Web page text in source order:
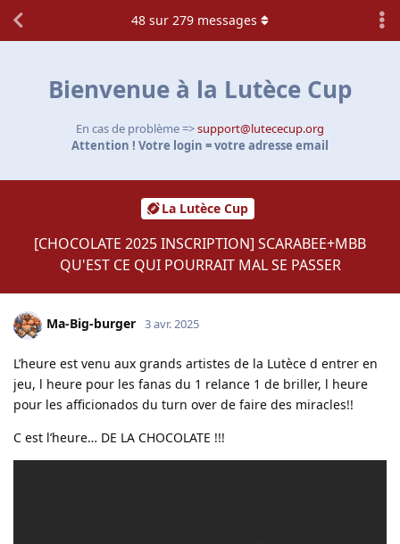
Bienvenue à la Lutèce Cup
En cas de problème =>support@lutececup.org
Attention ! Votre login = votre adresse email
La Lutèce Cup
[CHOCOLATE 2025 INSCRIPTION] SCARABEE+MBB
QU'EST CE QUI POURRAIT MAL SE PASSER
48 sur 279 messages
Ma-Big-burger 3 avr. 2025
L’heure est venu aux grands artistes de la Lutèce d entrer en
jeu, l heure pour les fanas du 1 relance 1 de briller, l heure
pour les afficionados du turn over de faire des miracles!!
C est l’heure… DE LA CHOCOLATE !!!